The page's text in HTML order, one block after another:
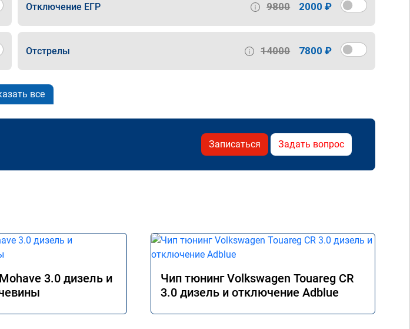
Отключение ЕГР 9800 2000 ₽
Отстрелы 14000 7800 ₽
все
Записаться Задать вопрос
3.0 дизель и
Чип тюнинг Volkswagen Touareg CR
3.0 дизель и отключение Adblue